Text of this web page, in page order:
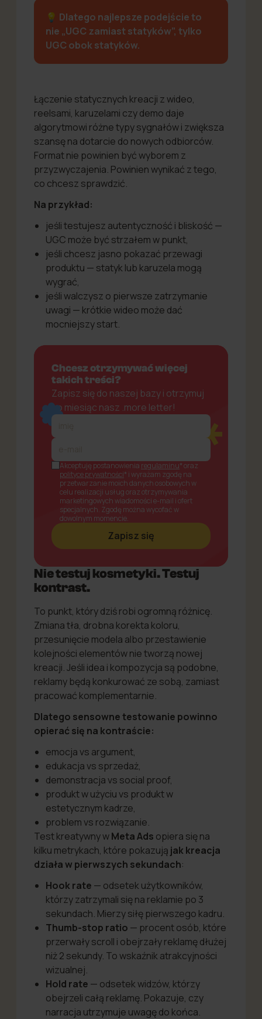
💡 Dlatego najlepsze podejście to
nie „UGC zamiast statyków”, tylko
UGC obok statyków.
Łączenie statycznych kreacji z wideo,
reelsami, karuzelami czy demo daje
algorytmowi różne typy sygnałów i zwiększa
szansę na dotarcie do nowych odbiorców.
Format nie powinien być wyborem z
przyzwyczajenia. Powinien wynikać z tego,
co chcesz sprawdzić.
Na przykład:
jeśli testujesz autentyczność i bliskość —
UGC może być strzałem w punkt,
jeśli chcesz jasno pokazać przewagi
produktu — statyk lub karuzela mogą
wygrać,
jeśli walczysz o pierwsze zatrzymanie
uwagi — krótkie wideo może dać
mocniejszy start.
Chcesz otrzymywać więcej
takich treści?
Zapisz się do naszej bazy i otrzymuj
co miesiąc nasz .more letter!
Akceptuję postanowienia regulaminu* oraz
polityce prywatności* i wyrażam zgodę na
przetwarzanie moich danych osobowych w
celu realizacji usług oraz otrzymywania
marketingowych wiadomości e-mail i ofert
specjalnych. Zgodę można wycofać w
dowolnym momencie.
Nie testuj kosmetyki. Testuj
kontrast.
To punkt, który dziś robi ogromną różnicę.
Zmiana tła, drobna korekta koloru,
przesunięcie modela albo przestawienie
kolejności elementów nie tworzą nowej
kreacji. Jeśli idea i kompozycja są podobne,
reklamy będą konkurować ze sobą, zamiast
pracować komplementarnie.
Dlatego sensowne testowanie powinno
opierać się na kontraście:
emocja vs argument,
edukacja vs sprzedaż,
demonstracja vs social proof,
produkt w użyciu vs produkt w
estetycznym kadrze,
problem vs rozwiązanie.
Test kreatywny wMeta Ads opiera się na
kilku metrykach, które pokazują jak kreacja
działa w pierwszych sekundach:
Hook rate — odsetek użytkowników,
którzy zatrzymali się na reklamie po 3
sekundach. Mierzy siłę pierwszego kadru.
Thumb-stop ratio — procent osób, które
przerwały scroll i obejrzały reklamę dłużej
niż 2 sekundy. To wskaźnik atrakcyjności
wizualnej.
Hold rate — odsetek widzów, którzy
obejrzeli całą reklamę. Pokazuje, czy
narracja utrzymuje uwagę do końca.